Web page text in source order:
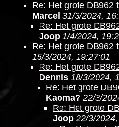
Re: Het grote DB962
Marcel 31/3/2024,
Re: Het grote
Joop 1/4/2024,
Re: Het grote DB962
15/3/2024, 19:27:01
Re: Het grote
Dennis 18/3/2024,
Re: Het grote
Kaoma? 22/3/
Re: Het grote
Joop 22/3/